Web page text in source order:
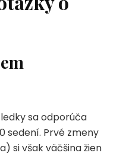
sa odporúča
sedení. Prvé zmeny
si však väčšina žien